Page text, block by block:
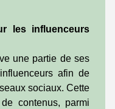
les influenceurs
une partie de ses
afin de
sociaux. Cette
contenus, parmi